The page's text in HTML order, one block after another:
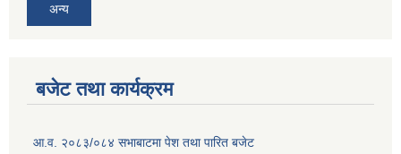
अन्य
बजेट तथा कार्यक्रम
आ.व. २०८३/०८४ सभाबाटमा पेश तथा पारित बजेट